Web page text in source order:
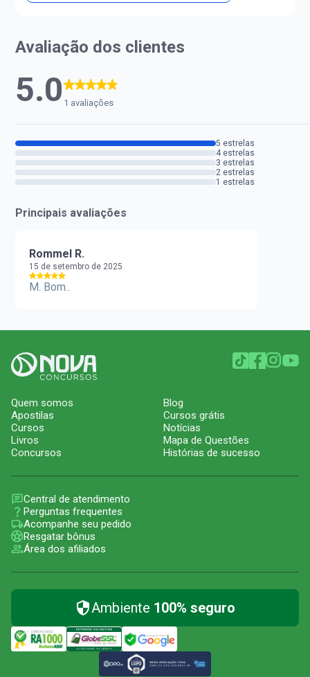
Avaliação dos clientes
5.01 avaliações
5 estrelas
4 estrelas
3 estrelas
2 estrelas
1 estrelas
Principais avaliações
Rommel R.
15 de setembro de 2025
M. Bom..
Quem somos
Apostilas
Cursos
Livros
Concursos
Blog
Cursos grátis
Notícias
Mapa de Questões
Histórias de sucesso
Central de atendimento
Perguntas frequentes
Acompanhe seu pedido
Resgatar bônus
Área dos afiliados
Ambiente 100% seguro